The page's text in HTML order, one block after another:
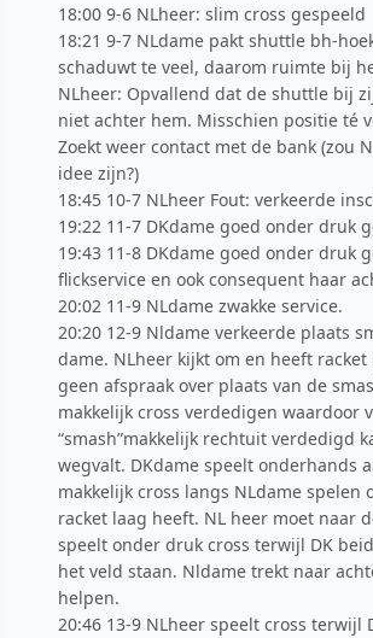
18:00 9-6 NLheer: slim cross gespeeld
18:21 9-7 NLdame pakt shuttle bh-
schaduwt te veel, daarom ruimte bij
NLheer: Opvallend dat de shuttle bij
niet achter hem. Misschien positie té
Zoekt weer contact met de bank (zou
idee zijn?)
18:45 10-7 NLheer Fout: verkeerde
19:22 11-7 DKdame goed onder druk
19:43 11-8 DKdame goed onder druk
flickservice en ook consequent haar
20:02 11-9 NLdame zwakke service.
20:20 12-9 Nldame verkeerde plaats
dame. NLheer kijkt om en heeft racket
geen afspraak over plaats van de
makkelijk cross verdedigen waardoor
“smash”makkelijk rechtuit verdedigd
wegvalt. DKdame speelt onderhands
makkelijk cross langs NLdame spelen
racket laag heeft. NL heer moet naar
speelt onder druk cross terwijl DK
het veld staan. Nldame trekt naar
helpen.
20:46 13-9 NLheer speelt cross terwijl